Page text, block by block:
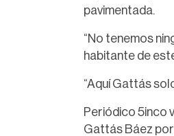
pavimentada.
“No tenemos
habitante de
“Aquí Gattás
Periódico 5inco
Gattás Báez